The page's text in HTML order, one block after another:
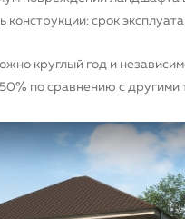
конструкции: срок
круглый год и
по сравнению с другими